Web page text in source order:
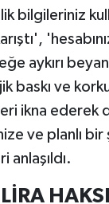
bilgileriniz
aykırı
baskı ve
ikna ederek
ve planlı bir